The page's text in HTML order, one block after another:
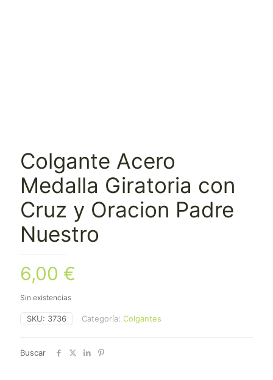
Colgante Acero
Medalla Giratoria con
Cruz y Oracion Padre
Nuestro
6,00 €
Sin existencias
SKU: 3736 Categoría: Colgantes
Buscar